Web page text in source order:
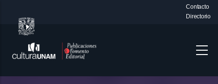
content
Top-
Contacto
Directorio